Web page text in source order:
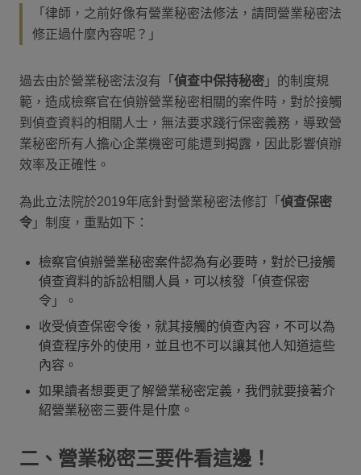
「律師，之前好像有營業秘密法修法，請問營業秘密法
修正過什麼內容呢？」
過去由於營業秘密法沒有「 偵查中保持秘密 」的制度規
範，造成檢察官在偵辦營業秘密相關的案件時，對於接觸
到偵查資料的相關人士，無法要求踐行保密義務，導致營
業秘密所有人擔心企業機密可能遭到揭露，因此影響偵辦
效率及正確性。
為此立法院於2019年底針對營業秘密法修訂「 偵查保密
令 」制度，重點如下：
檢察官偵辦營業秘密案件認為有必要時，對於已接觸
偵查資料的訴訟相關人員，可以核發「偵查保密
令」。
收受偵查保密令後，就其接觸的偵查內容，不可以為
偵查程序外的使用，並且也不可以讓其他人知道這些
內容。
如果讀者想要更了解營業秘密定義，我們就要接著介
紹營業秘密三要件是什麼。
二、營業秘密三要件看這邊！